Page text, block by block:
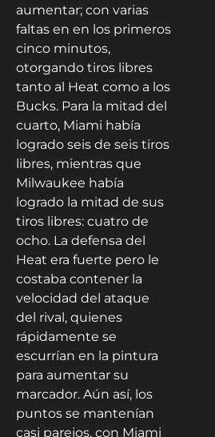
aumentar; con varias
faltas en en los primeros
cinco minutos,
otorgando tiros libres
tanto al Heat como a los
Bucks. Para la mitad del
cuarto, Miami había
logrado seis de seis tiros
libres, mientras que
Milwaukee había
logrado la mitad de sus
tiros libres: cuatro de
ocho. La defensa del
Heat era fuerte pero le
costaba contener la
velocidad del ataque
del rival, quienes
rápidamente se
escurrían en la pintura
para aumentar su
marcador. Aún así, los
puntos se mantenían
casi parejos, con Miami